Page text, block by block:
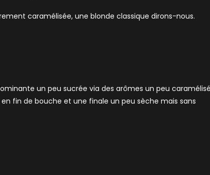
caramélisée, une blonde classique dirons-nous.
un peu sucrée via des arômes un peu
fin de bouche et une finale un peu sèche mais sans